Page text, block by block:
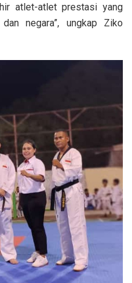
atlet-atlet prestasi yang
negara”, ungkap Ziko